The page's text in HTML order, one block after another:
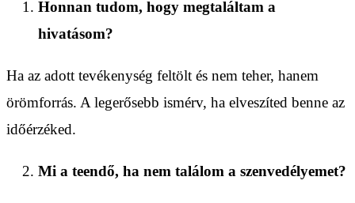
Honnan tudom, hogy megtaláltam a
hivatásom?
Ha az adott tevékenység feltölt és nem teher, hanem
örömforrás. A legerősebb ismérv, ha elveszíted benne az
időérzéked.
Mi a teendő, ha nem találom a szenvedélyemet?